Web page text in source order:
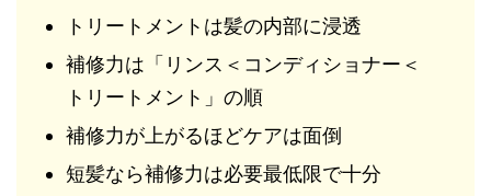
トリートメントは髪の内部に浸透
補修力は「リンス＜コンディショナー＜
トリートメント」の順
補修力が上がるほどケアは面倒
短髪なら補修力は必要最低限で十分